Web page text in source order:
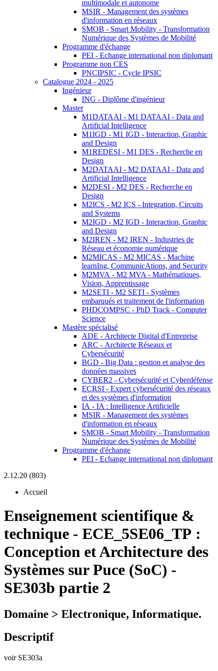
multimodale et autonome
MSIR - Management des systèmes
d'information en réseaux
SMOB - Smart Mobility - Transformation
Numérique des Systèmes de Mobilité
Programme d'échange
PEI - Echange international non diplomant
Programme non CES
PNCIPSIC - Cycle IPSIC
Catalogue 2024 - 2025
Ingénieur
ING - Diplôme d'ingénieur
Master
M1DATAAI - M1 DATAAI - Data and
Artificial Intelligence
M1IGD - M1 IGD - Interaction, Graphic
and Design
M1REDESI - M1 DES - Recherche en
Design
M2DATAAI - M2 DATAAI - Data and
Artificial Intelligence
M2DESI - M2 DES - Recherche en
Design
M2ICS - M2 ICS - Integration, Circuits
and Systems
M2IGD - M2 IGD - Interaction, Graphic
and Design
M2IREN - M2 IREN - Industries de
Réseau et économie numérique
M2MICAS - M2 MICAS - Machine
learnIng, CommunicAtions, and Security
M2MVA - M2 MVA - Mathématiques,
Vision, Apprentissage
M2SETI - M2 SETI - Systèmes
embarqués et traitement de l'information
PHDCOMPSC - PhD Track - Computer
Science
Mastère spécialisé
ADE - Architecte Digital d'Entreprise
ARC - Architecte Réseaux et
Cybersécurité
BGD - Big Data : gestion et analyse des
données massives
CYBER2 - Cybersécurité et Cyberdéfense
ECRSI - Expert cybersécurité des réseaux
et des systèmes d'information
IA - IA : Intelligence Artificielle
MSIR - Management des systèmes
d'information en réseaux
SMOB - Smart Mobility - Transformation
Numérique des Systèmes de Mobilité
Programme d'échange
PEI - Echange international non diplomant
2.12.20 (803)
Accueil
Enseignement scientifique &
technique - ECE_5SE06_TP :
Conception et Architecture des
Systèmes sur Puce (SoC) -
SE303b partie 2
Domaine > Electronique, Informatique.
Descriptif
voir SE303a